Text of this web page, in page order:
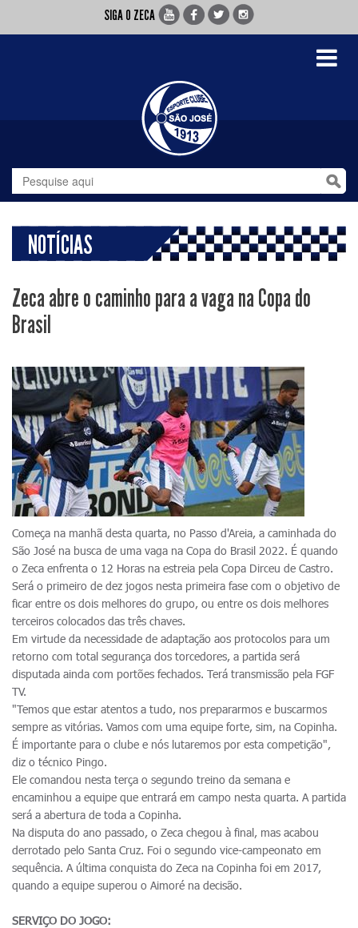
SIGA O ZECA
Toggle
NOTÍCIAS
Zeca abre o caminho para a vaga na Copa do
Brasil
Começa na manhã desta quarta, no Passo d'Areia, a caminhada do
São José na busca de uma vaga na Copa do Brasil 2022. É quando
o Zeca enfrenta o 12 Horas na estreia pela Copa Dirceu de Castro.
Será o primeiro de dez jogos nesta primeira fase com o objetivo de
ficar entre os dois melhores do grupo, ou entre os dois melhores
terceiros colocados das três chaves.
Em virtude da necessidade de adaptação aos protocolos para um
retorno com total segurança dos torcedores, a partida será
disputada ainda com portões fechados. Terá transmissão pela FGF
TV.
"Temos que estar atentos a tudo, nos prepararmos e buscarmos
sempre as vitórias. Vamos com uma equipe forte, sim, na Copinha.
É importante para o clube e nós lutaremos por esta competição",
diz o técnico Pingo.
Ele comandou nesta terça o segundo treino da semana e
encaminhou a equipe que entrará em campo nesta quarta. A partida
será a abertura de toda a Copinha.
Na disputa do ano passado, o Zeca chegou à final, mas acabou
derrotado pelo Santa Cruz. Foi o segundo vice-campeonato em
sequência. A última conquista do Zeca na Copinha foi em 2017,
quando a equipe superou o Aimoré na decisão.
SERVIÇO DO JOGO: